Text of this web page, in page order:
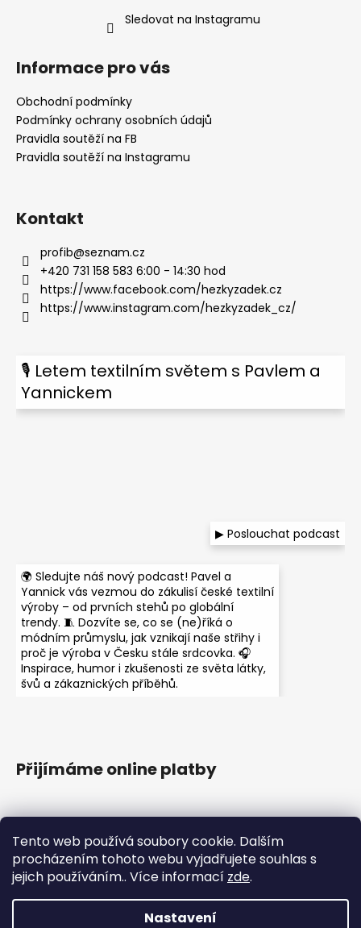
Tento web používá soubory cookie. Dalším
procházením tohoto webu vyjadřujete souhlas s
jejich používáním.. Více informací zde.
Nastavení
Sledovat na Instagramu
Informace pro vás
Obchodní podmínky
Podmínky ochrany osobních údajů
Pravidla soutěží na FB
Pravidla soutěží na Instagramu
Kontakt
profib@seznam.cz
+420 731 158 583 6:00 - 14:30 hod
https://www.facebook.com/hezkyzadek.cz
https://www.instagram.com/hezkyzadek_cz/
🎙 Letem textilním světem s Pavlem a
Yannickem
🌍 Sledujte náš nový podcast! Pavel a
Yannick vás vezmou do zákulisí české textilní
výroby – od prvních stehů po globální
trendy. 🧵 Dozvíte se, co se (ne)říká o
módním průmyslu, jak vznikají naše střihy i
proč je výroba v Česku stále srdcovka. 🎧
Inspirace, humor i zkušenosti ze světa látky,
švů a zákaznických příběhů.
▶ Poslouchat podcast
Přijímáme online platby
Instagram